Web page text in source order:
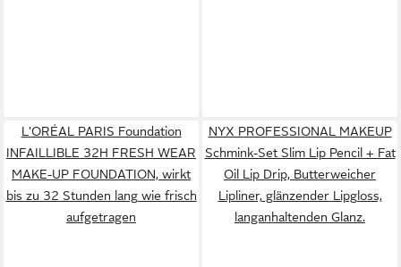
L'ORÉAL PARIS Foundation
INFAILLIBLE 32H FRESH WEAR
MAKE-UP FOUNDATION, wirkt
bis zu 32 Stunden lang wie frisch
aufgetragen
NYX PROFESSIONAL MAKEUP
Schmink-Set Slim Lip Pencil + Fat
Oil Lip Drip, Butterweicher
Lipliner, glänzender Lipgloss,
langanhaltenden Glanz.